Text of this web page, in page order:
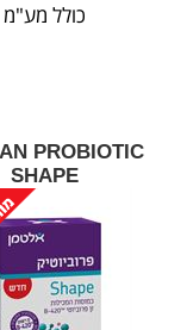
כולל מע"מ
PROBIOTIC
SHAPE